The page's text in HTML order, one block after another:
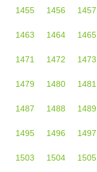
1455 1456 1457
1463 1464 1465
1471 1472 1473
1479 1480 1481
1487 1488 1489
1495 1496 1497
1503 1504 1505